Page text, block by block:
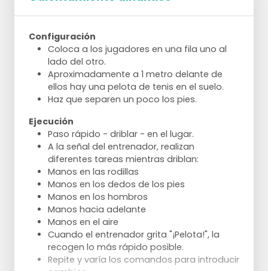
Configuración
Coloca a los jugadores en una fila uno al
lado del otro.
Aproximadamente a 1 metro delante de
ellos hay una pelota de tenis en el suelo.
Haz que separen un poco los pies.
Ejecución
Paso rápido - driblar - en el lugar.
A la señal del entrenador, realizan
diferentes tareas mientras driblan:
Manos en las rodillas
Manos en los dedos de los pies
Manos en los hombros
Manos hacia adelante
Manos en el aire
Cuando el entrenador grita "¡Pelota!", la
recogen lo más rápido posible.
Repite y varía los comandos para introducir